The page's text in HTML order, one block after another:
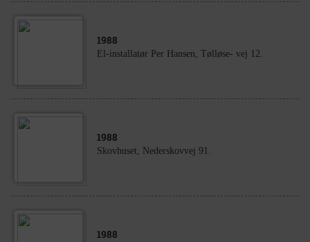
1988
El-installatør Per Hansen, Tølløse- vej 12.
1988
Skovhuset, Nederskovvej 91.
1988